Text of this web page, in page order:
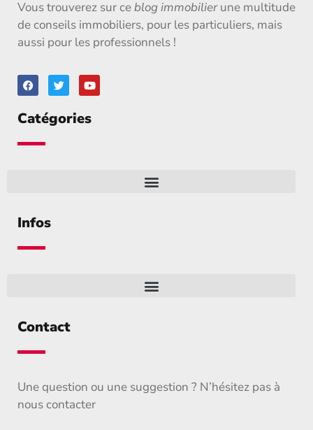
Vous trouverez sur ceblog immobilierune multitude
de conseils immobiliers, pour les particuliers, mais
aussi pour les professionnels !
Catégories
Infos
Contact
Une question ou une suggestion ? N’hésitez pas à
nous contacter